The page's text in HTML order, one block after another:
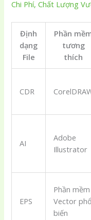
Chi Phí, Chất Lượng
Định
dạng
File
Phần
tương
thích
CDR
AI
Adobe
Illustrator
EPS
Phần mềm
Vector phổ
biến